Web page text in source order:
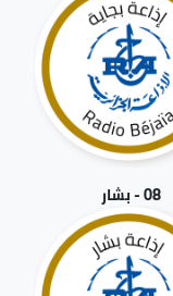
08 - بشار